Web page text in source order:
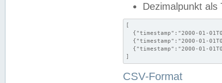
Dezimalpunkt als
[
{"timestamp":"2000-01-
{"timestamp":"2000-01-
{"timestamp":"2000-01-
]
CSV-Format